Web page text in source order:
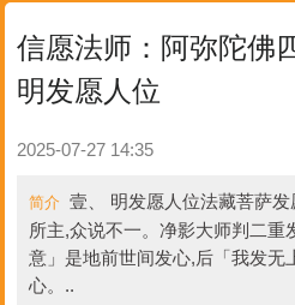
信愿法师：阿弥陀佛
明发愿人位
2025-07-27 14:35
简介 壹、 明发愿人位法藏菩萨
所主,众说不一。净影大师判二重
意」是地前世间发心,后「我发无
心。..